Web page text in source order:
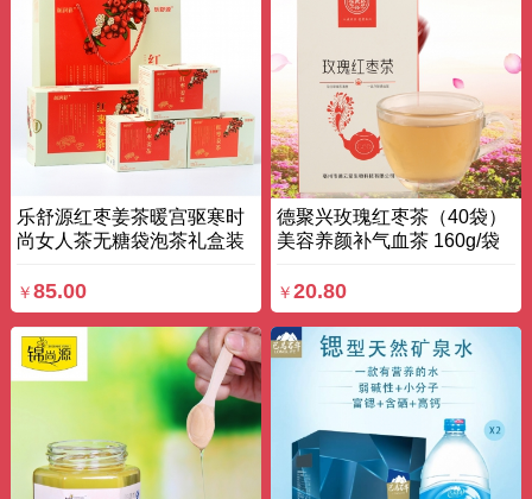
乐舒源红枣姜茶暖宫驱寒时
尚女人茶无糖袋泡茶礼盒装
￥ 85.00
德聚兴玫瑰红枣茶（40袋）
美容养颜补气血茶 160g/袋
￥20.80